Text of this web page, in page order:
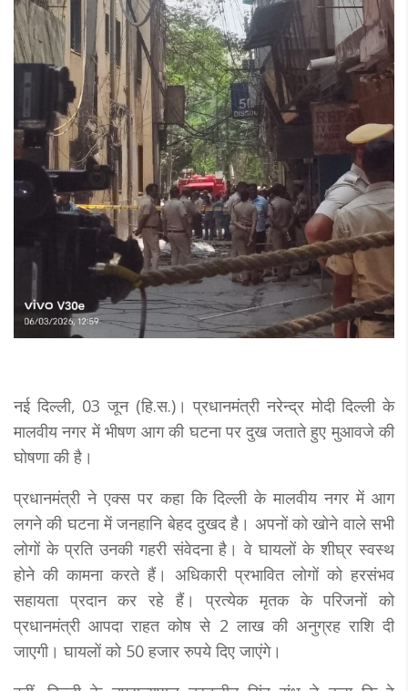
नई दिल्ली, 03 जून (हि.स.)। प्रधानमंत्री नरेन्द्र मोदी दिल्ली के
मालवीय नगर में भीषण आग की घटना पर दुख जताते हुए मुआवजे की
घोषणा की है।
प्रधानमंत्री ने एक्स पर कहा कि दिल्ली के मालवीय नगर में आग
लगने की घटना में जनहानि बेहद दुखद है। अपनों को खोने वाले सभी
लोगों के प्रति उनकी गहरी संवेदना है। वे घायलों के शीघ्र स्वस्थ
होने की कामना करते हैं। अधिकारी प्रभावित लोगों को हरसंभव
सहायता प्रदान कर रहे हैं। प्रत्येक मृतक के परिजनों को
प्रधानमंत्री आपदा राहत कोष से 2 लाख की अनुग्रह राशि दी
जाएगी। घायलों को 50 हजार रुपये दिए जाएंगे।